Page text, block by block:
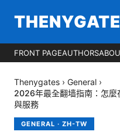
FRONT PAGEAUTHORS
Thenygates › General ›
2026年最全翻墙指南：怎麼
與服務
GENERAL · ZH-TW